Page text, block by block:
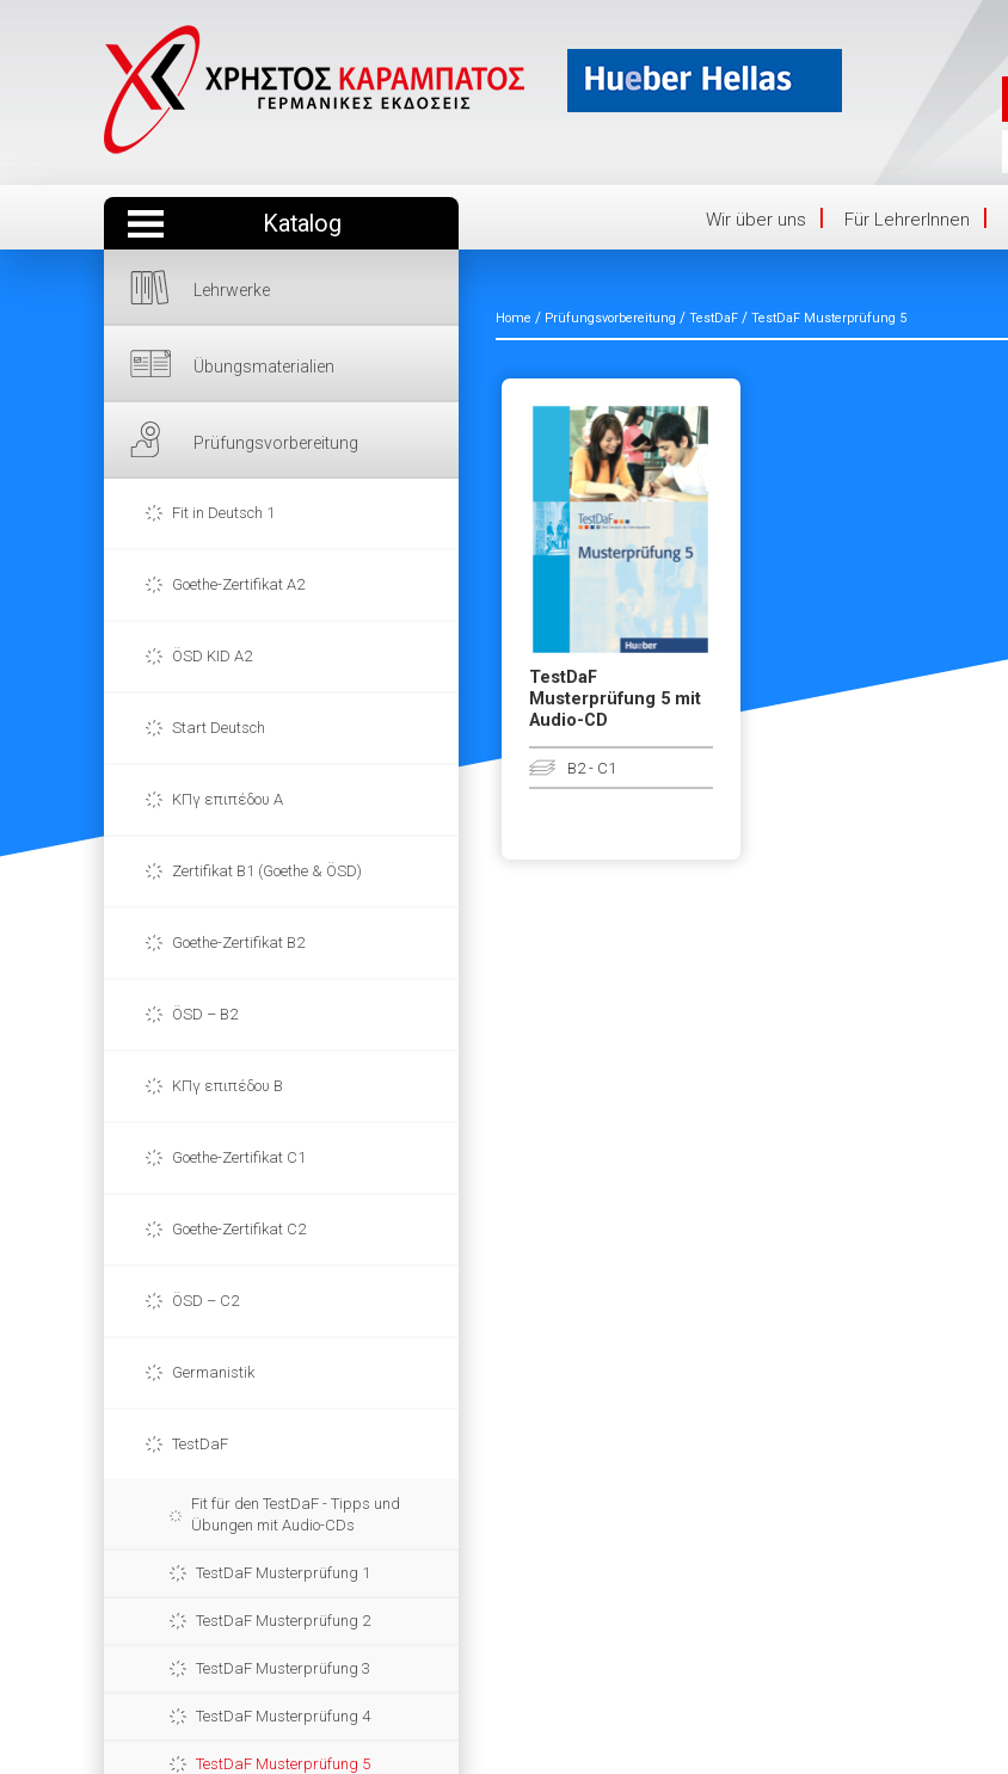
Katalog Wir über uns Für LehrerInnen
Lehrwerke
Übungsmaterialien
Prüfungsvorbereitung
Fit in Deutsch 1
Goethe-Zertifikat A2
ÖSD KID A2
Start Deutsch
ΚΠγ επιπέδου Α
Zertifikat B1 (Goethe & ÖSD)
Goethe-Zertifikat B2
ÖSD – B2
ΚΠγ επιπέδου Β
Goethe-Zertifikat C1
Goethe-Zertifikat C2
ÖSD – C2
Germanistik
TestDaF
Fit für den TestDaF - Tipps und
Übungen mit Audio-CDs
TestDaF Musterprüfung 1
TestDaF Musterprüfung 2
TestDaF Musterprüfung 3
TestDaF Musterprüfung 4
TestDaF Musterprüfung 5
Home / Prüfungsvorbereitung / TestDaF / TestDaF Musterprüfung 5
TestDaF
Musterprüfung 5 mit
Audio-CD
B2 - C1